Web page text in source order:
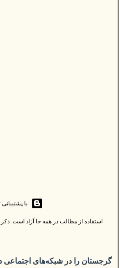
‏با پشتیبانی Blogger
استفاده از مطالب در همه جا آزاد است.
گرجستان را در شبکه‌های اجتماعی